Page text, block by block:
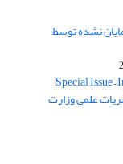
نشده توسط
Special Issue
علمی وزارت